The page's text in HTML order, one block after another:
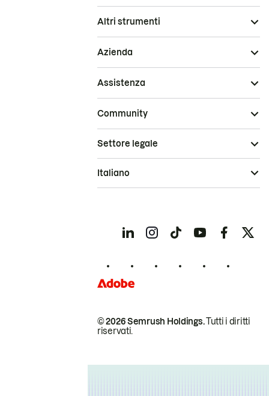
Altri strumenti
Azienda
Assistenza
Community
© 2026 Semrush Holdings.Tutti i diritti
riservati.
Settore legale
Italiano